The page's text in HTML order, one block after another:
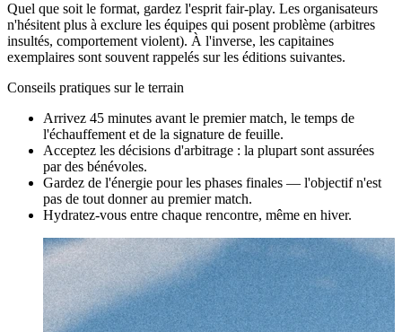
Quel que soit le format, gardez l'esprit fair-play. Les organisateurs
n'hésitent plus à exclure les équipes qui posent problème (arbitres
insultés, comportement violent). À l'inverse, les capitaines
exemplaires sont souvent rappelés sur les éditions suivantes.
Conseils pratiques sur le terrain
Arrivez 45 minutes avant le premier match, le temps de
l'échauffement et de la signature de feuille.
Acceptez les décisions d'arbitrage : la plupart sont assurées
par des bénévoles.
Gardez de l'énergie pour les phases finales — l'objectif n'est
pas de tout donner au premier match.
Hydratez-vous entre chaque rencontre, même en hiver.